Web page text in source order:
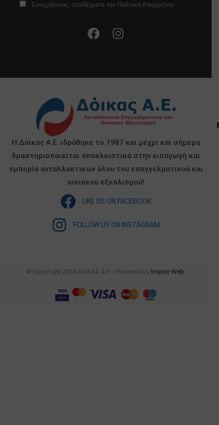
Συνεχίζοντας, αποδέχεστε την Πολιτική Απορρήτου
Η Δόικας Α.Ε. ιδρύθηκε το 1987 και μέχρι και σήμερα
δραστηριοποιείται αποκλειστικά στην εισαγωγή και
εμπορία ανταλλακτικών όλου του επαγγελματικού και
οικιακού εξοπλισμού!
LIKE US ON FACEBOOK
FOLLOW US ON INSTAGRAM
© Copyright 2024 ΔΟΙΚΑΣ Α.Ε. | Powered by Inspire Web.